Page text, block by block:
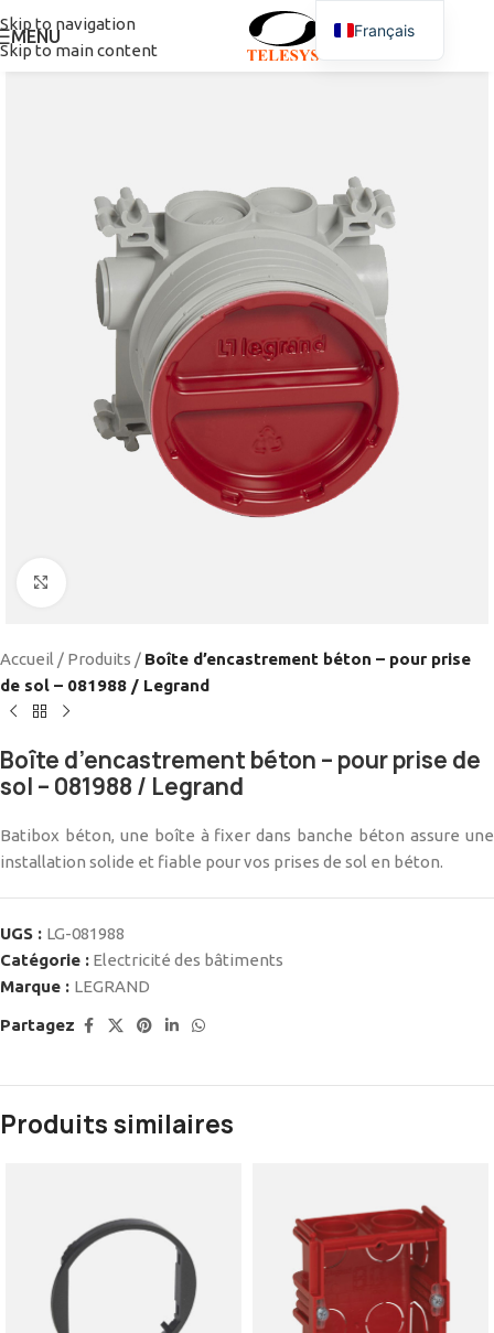
Skip to navigation
Skip to main content
MENU
Accueil / Produits / Boîte d’encastrement béton – pour prise
de sol – 081988 / Legrand
Boîte d’encastrement béton – pour prise de
sol – 081988 / Legrand
Batibox béton, une boîte à fixer dans banche béton assure une
installation solide et fiable pour vos prises de sol en béton.
UGS : LG-081988
Catégorie : Electricité des bâtiments
Marque : LEGRAND
Partagez
Produits similaires
Français